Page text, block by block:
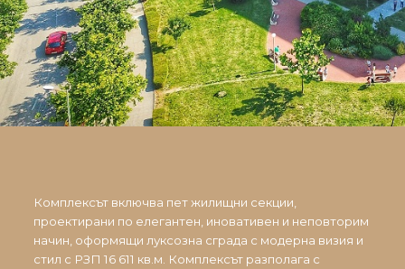
Комплексът включва пет жилищни секции,
проектирани по елегантен, иновативен и неповторим
начин, оформящи луксозна сграда с модерна визия и
стил с РЗП 16 611 кв.м. Комплексът разполага с